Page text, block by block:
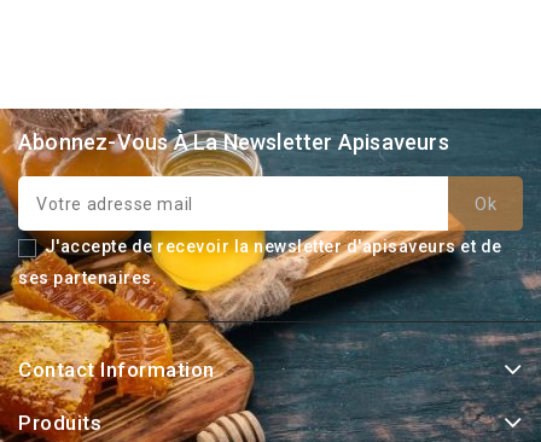
Abonnez-Vous À La Newsletter Apisaveurs
J'accepte de recevoir la newsletter d'apisaveurs et de
ses partenaires.
Contact Information
Produits